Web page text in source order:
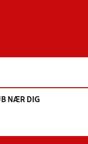
NÆR DIG